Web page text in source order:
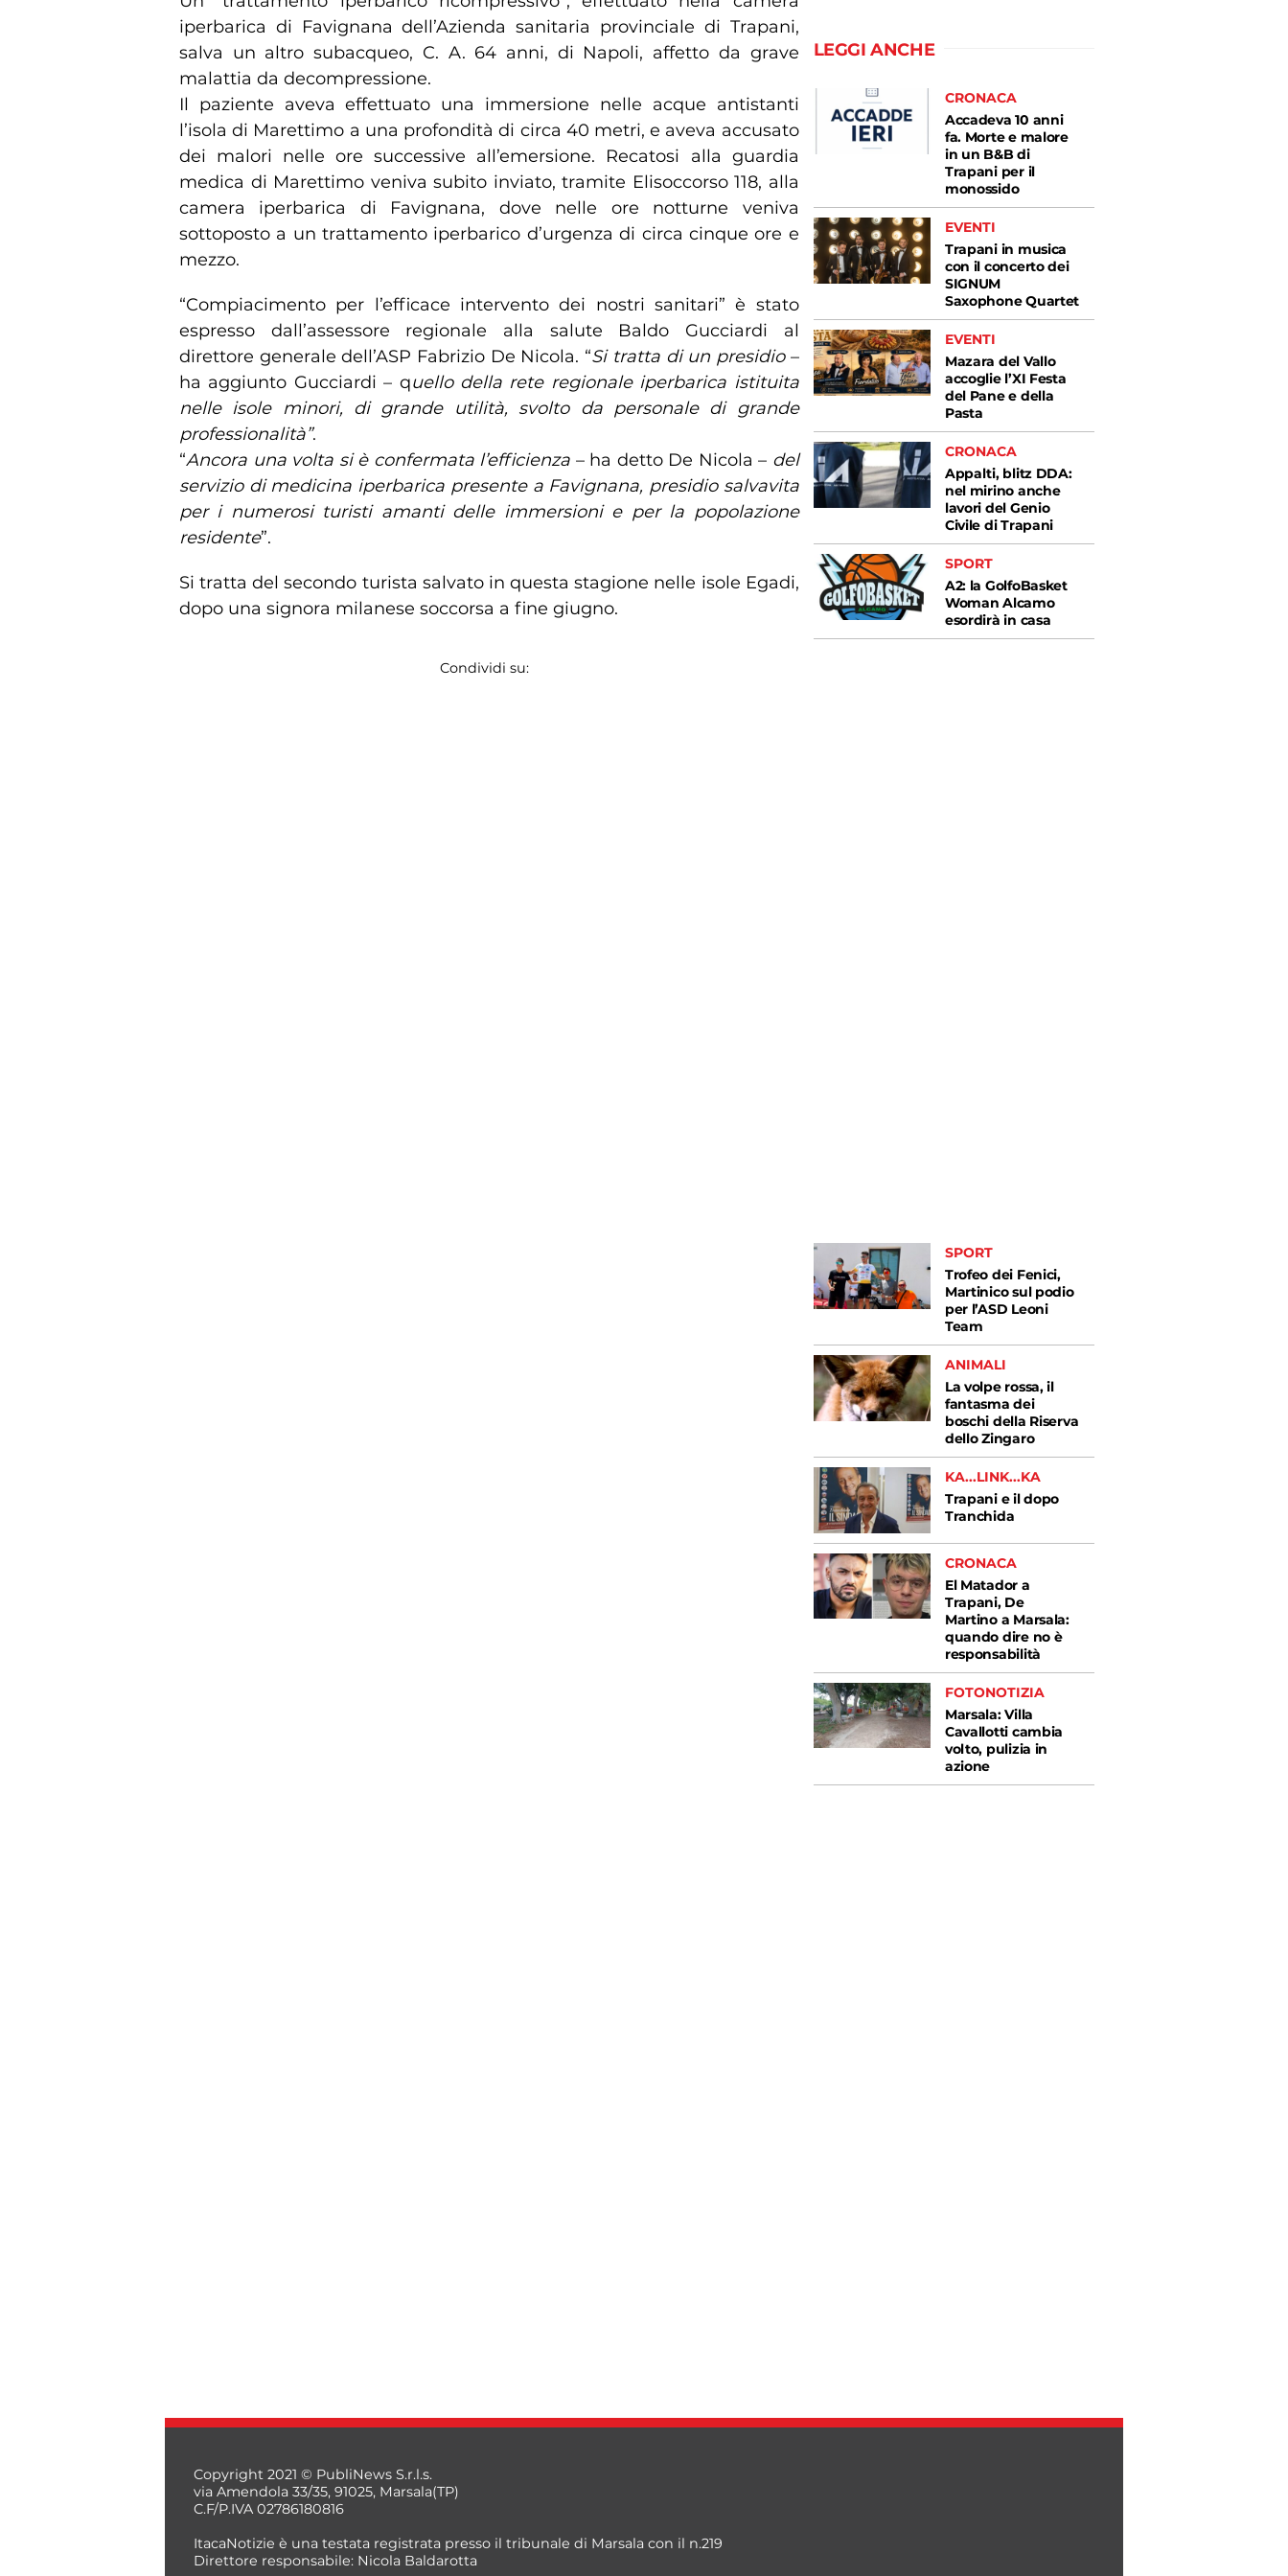
iperbarica di Favignana dell’Azienda sanitaria provinciale di Trapani,
salva un altro subacqueo, C. A. 64 anni, di Napoli, affetto da grave
malattia da decompressione.
Il paziente aveva effettuato una immersione nelle acque antistanti
l’isola di Marettimo a una profondità di circa 40 metri, e aveva accusato
dei malori nelle ore successive all’emersione. Recatosi alla guardia
medica di Marettimo veniva subito inviato, tramite Elisoccorso 118, alla
camera iperbarica di Favignana, dove nelle ore notturne veniva
sottoposto a un trattamento iperbarico d’urgenza di circa cinque ore e
mezzo.
“Compiacimento per l’efficace intervento dei nostri sanitari” è stato
espresso dall’assessore regionale alla salute Baldo Gucciardi al
direttore generale dell’ASP Fabrizio De Nicola. “Si tratta di un presidio–
ha aggiunto Gucciardi – quello della rete regionale iperbarica istituita
nelle isole minori, di grande utilità, svolto da personale di grande
professionalità”.
“Ancora una volta si è confermata l’efficienza – ha detto De Nicola – del
servizio di medicina iperbarica presente a Favignana, presidio salvavita
per i numerosi turisti amanti delle immersioni e per la popolazione
residente”.
Si tratta del secondo turista salvato in questa stagione nelle isole Egadi,
dopo una signora milanese soccorsa a fine giugno.
Condividi su:
LEGGI ANCHE
CRONACA
Accadeva 10 anni
fa. Morte e malore
in un B&B di
Trapani per il
monossido
EVENTI
Trapani in musica
con il concerto dei
SIGNUM
Saxophone Quartet
EVENTI
Mazara del Vallo
accoglie l’XI Festa
del Pane e della
Pasta
CRONACA
Appalti, blitz DDA:
nel mirino anche
lavori del Genio
Civile di Trapani
SPORT
A2: la GolfoBasket
Woman Alcamo
esordirà in casa
SPORT
Trofeo dei Fenici,
Martinico sul podio
per l’ASD Leoni
Team
ANIMALI
La volpe rossa, il
fantasma dei
boschi della Riserva
dello Zingaro
KA...LINK...KA
Trapani e il dopo
Tranchida
CRONACA
El Matador a
Trapani, De
Martino a Marsala:
quando dire no è
responsabilità
FOTONOTIZIA
Marsala: Villa
Cavallotti cambia
volto, pulizia in
azione
Copyright 2021 © PubliNews S.r.l.s.
via Amendola 33/35, 91025, Marsala(TP)
C.F/P.IVA 02786180816
ItacaNotizie è una testata registrata presso il tribunale di Marsala con il n.219
Direttore responsabile: Nicola Baldarotta